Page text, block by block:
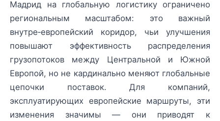
Мадрид на глобальную логистику ограничено
региональным масштабом: это важный
внутре‑европейский коридор, чьи улучшения
повышают эффективность распределения
грузопотоков между Центральной и Южной
Европой, но не кардинально меняют глобальные
цепочки поставок. Для компаний,
эксплуатирующих европейские маршруты, эти
изменения значимы — они приводят к